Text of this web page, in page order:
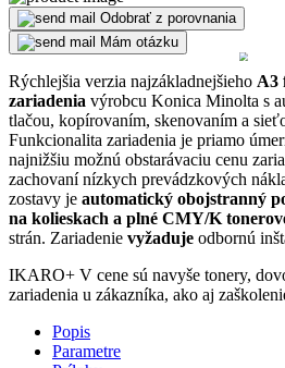
Odobrať z porovnania
Mám otázku
Rýchlejšia verzia najzákladnejšieho A3
zariadenia výrobcu Konica Minolta s
tlačou, kopírovaním, skenovaním a
Funkcionalita zariadenia je priamo
najnižšiu možnú obstarávaciu cenu
zachovaní nízkych prevádzkových
zostavy je automatický obojstranný
na kolieskach a plné CMY/K
strán. Zariadenie vyžaduje odbornú
IKARO+ V cene sú navyše tonery,
zariadenia u zákazníka, ako aj
Popis
Parametre